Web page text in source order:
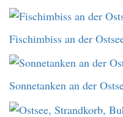
Fischimbiss an der
Sonnetanken an der